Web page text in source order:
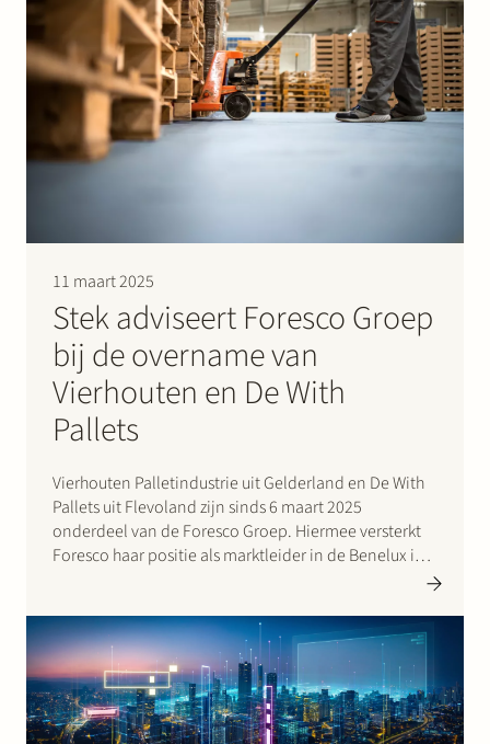
11 maart 2025
Stek adviseert Foresco Groep
bij de overname van
Vierhouten en De With
Pallets
Vierhouten Palletindustrie uit Gelderland en De With
Pallets uit Flevoland zijn sinds 6 maart 2025
onderdeel van de Foresco Groep. Hiermee versterkt
Foresco haar positie als marktleider in de Benelux in
commercebedrijven…